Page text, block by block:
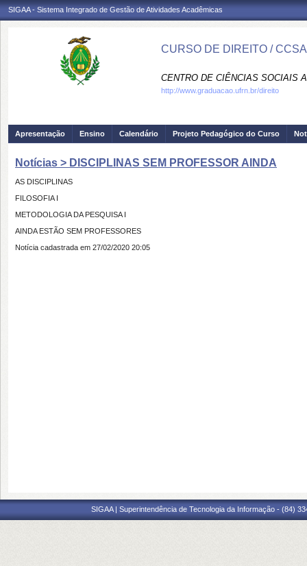
SIGAA - Sistema Integrado de Gestão de Atividades Acadêmicas
CURSO DE DIREITO / CCSA
CENTRO DE CIÊNCIAS SOCIAIS
http://www.graduacao.ufrn.br/direito
Apresentação Ensino Calendário Projeto Pedagógico do Curso
Notícias > DISCIPLINAS SEM PROFESSOR AINDA
AS DISCIPLINAS
FILOSOFIA I
METODOLOGIA DA PESQUISA I
AINDA ESTÃO SEM PROFESSORES
Notícia cadastrada em 27/02/2020 20:05
SIGAA | Superintendência de Tecnologia da Informação - (84)